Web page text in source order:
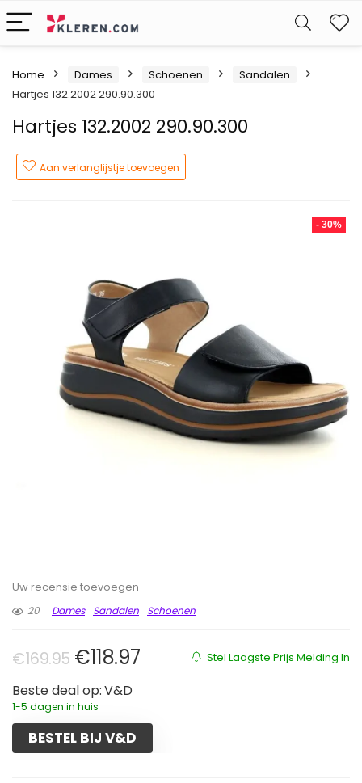
Home Dames Schoenen
Sandalen
Hartjes 132.2002 290.90.300
Hartjes 132.2002 290.90.300
Aan verlanglijstje toevoegen
- 30%
Uw recensie toevoegen
20
Dames Sandalen Schoenen
Stel Laagste Prijs Melding In
€169.95 Oorspronkelijke prijs was:
€118.97Huidige prijs is: €118.97.
Beste deal op: V&D
1-5 dagen in huis
BESTEL BIJ V&D